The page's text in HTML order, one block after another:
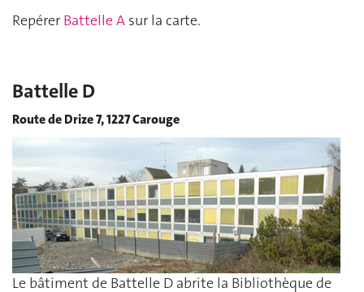
Repérer Battelle A sur la carte.
Battelle D
Route de Drize 7, 1227 Carouge
Le bâtiment de Battelle D abrite la Bibliothèque de